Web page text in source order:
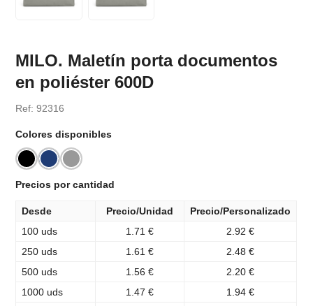
MILO. Maletín porta documentos
en poliéster 600D
Ref: 92316
Colores disponibles
Precios por cantidad
Desde Precio/Unidad
Precio/Personalizado
100 uds
1.71 €
2.92 €
250 uds
1.61 €
2.48 €
500 uds
1.56 €
2.20 €
1000 uds
1.47 €
1.94 €